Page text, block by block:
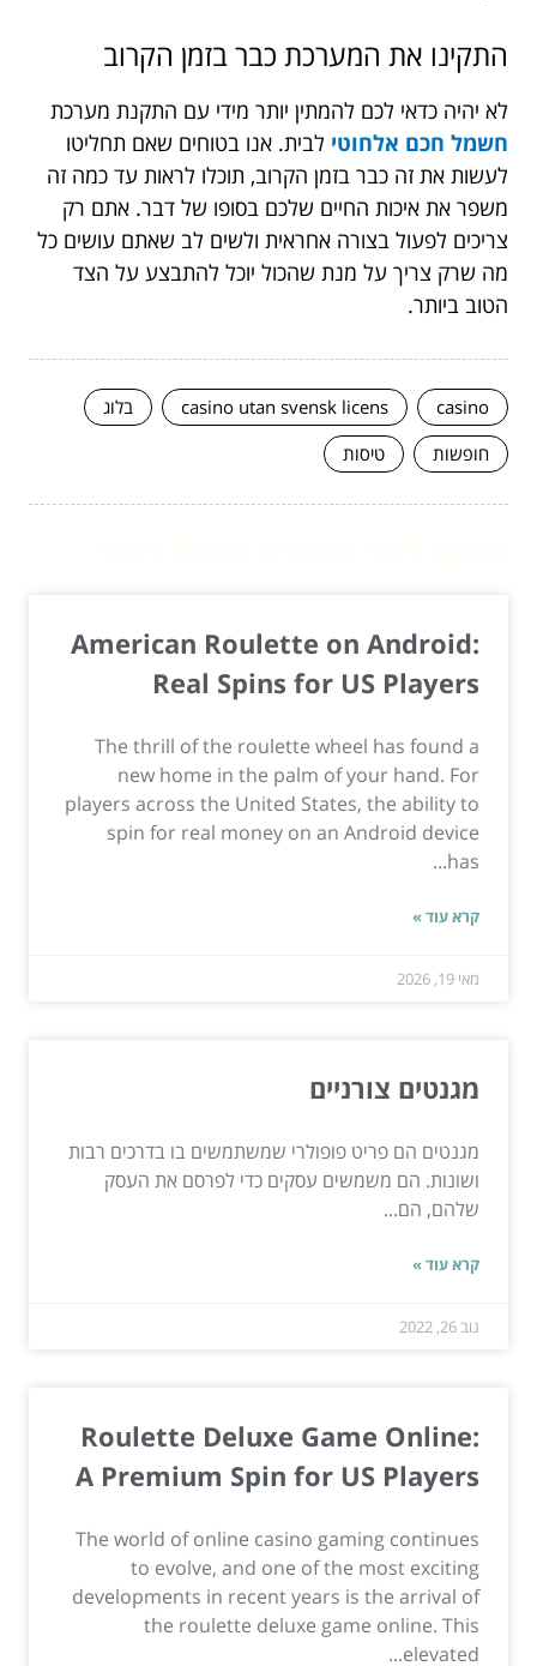
התקינו את המערכת כברבזמן הקרוב
לא יהיה כדאי לכם להמתין יותר מידי עם התקנת מערכת
חשמל חכם אלחוטי לבית. אנו בטוחים שאם תחליטו
לעשות את זה כבר בזמן הקרוב, תוכלו לראות עד כמה זה
משפר את איכות החיים שלכם בסופו של דבר. אתם רק
צריכים לפעול בצורה אחראית ולשים לב שאתם עושים כל
מה שרק צריך על מנת שהכול יוכל להתבצע על הצד
הטוב ביותר.
casino
casino utan svensk licens
בלוג
חופשות
טיסות
American Roulette on Android:
Real Spins for US Players
The thrill of the roulette wheel has found a
new home in the palm of your hand. For
players across the United States, the ability to
spin for real money on an Android device
has...
קרא עוד »
מאי 19, 2026
מגנטים צורניים
מגנטים הם פריט פופולרי שמשתמשים בו בדרכים רבות
ושונות. הם משמשים עסקים כדי לפרסם את העסק
שלהם, הם...
קרא עוד »
נוב 26, 2022
Roulette Deluxe Game Online:
A Premium Spin for US Players
The world of online casino gaming continues
to evolve, and one of the most exciting
developments in recent years is the arrival of
the roulette deluxe game online. This
elevated...